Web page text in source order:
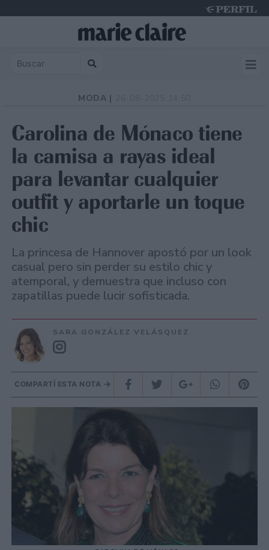
MODA |
Carolina de Mónaco tiene
la camisa a rayas ideal
para levantar cualquier
outfit y aportarle un toque
chic
La princesa de Hannover apostó por un look
casual pero sin perder su estilo chic y
atemporal, y demuestra que incluso con
zapatillas puede lucir sofisticada.
SARA GONZÁLEZ VELÁSQUEZ
COMPARTÍ ESTA NOTA